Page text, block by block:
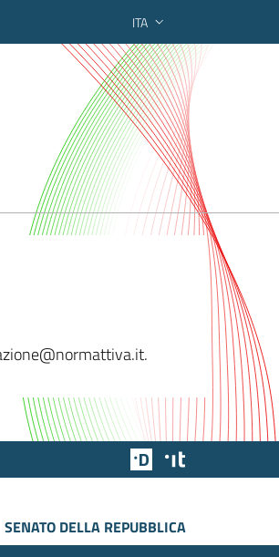
ITA
ione@normattiva.it.
Team Digitale
SENATO DELLA REPUBBLICA